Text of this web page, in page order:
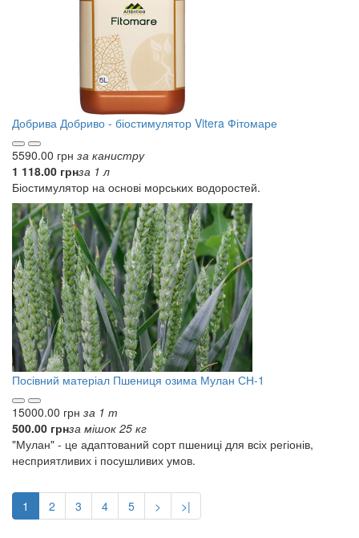
Добрива Добриво - біостимулятор Vitera Фітомаре
5590.00 грн за канистру
1 118.00 грнза 1 л
Біостимулятор на основі морських водоростей.
Посівний матеріал Пшениця озима Мулан СН-1
15000.00 грн за 1 т
500.00 грнза мішок 25 кг
"Мулан" - це адаптований сорт пшениці для всіх регіонів,
несприятливих і посушливих умов.
1 2 3 4 5 > >|